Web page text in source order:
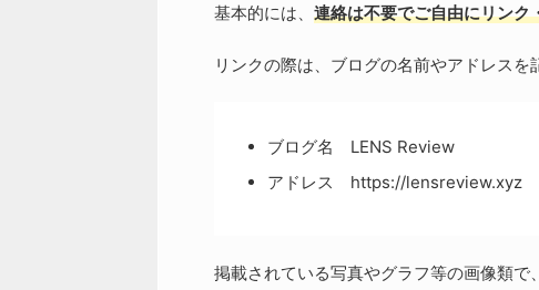
基本的には、 連絡は不要でご自由にリンク
リンクの際は、ブログの名前やアドレスを
ブログ名 LENS Review
アドレス https://lensreview.xyz
掲載されている写真やグラフ等の画像類